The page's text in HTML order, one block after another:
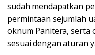
sudah mendapatkan
permintaan sejumlah
oknum Panitera, serta
sesuai dengan aturan